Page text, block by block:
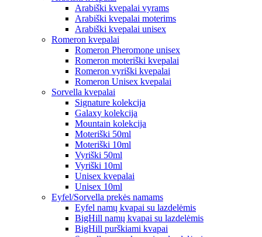
Arabiški kvepalai vyrams
Arabiški kvepalai moterims
Arabiški kvepalai unisex
Romeron kvepalai
Romeron Pheromone unisex
Romeron moteriški kvepalai
Romeron vyriški kvepalai
Romeron Unisex kvepalai
Sorvella kvepalai
Signature kolekcija
Galaxy kolekcija
Mountain kolekcija
Moteriški 50ml
Moteriški 10ml
Vyriški 50ml
Vyriški 10ml
Unisex kvepalai
Unisex 10ml
Eyfel/Sorvella prekės namams
Eyfel namų kvapai su lazdelėmis
BigHill namų kvapai su lazdelėmis
BigHill purškiami kvapai